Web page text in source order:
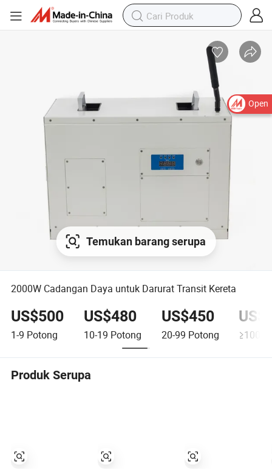
Open
Temukan barang serupa
2000W Cadangan Daya untuk Darurat Transit Kereta
US$500
1-9 Potong
US$480
10-19 Potong
US$450
20-99 Potong ≥100
Produk Serupa